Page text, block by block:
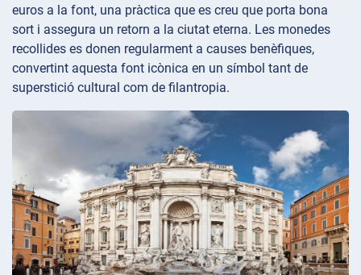
euros a la font, una pràctica que es creu que porta bona
sort i assegura un retorn a la ciutat eterna. Les monedes
recollides es donen regularment a causes benèfiques,
convertint aquesta font icònica en un símbol tant de
superstició cultural com de filantropia.